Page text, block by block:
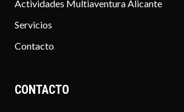
Actividades Multiaventura Alicante
Servicios
Contacto
CONTACTO